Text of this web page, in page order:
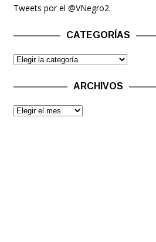
Tweets por el @VNegro2.
CATEGORÍAS
ARCHIVOS